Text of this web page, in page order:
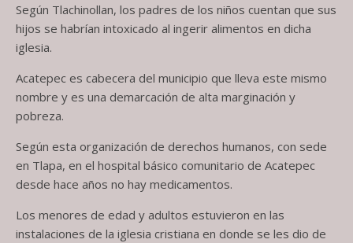
Según Tlachinollan, los padres de los niños cuentan que sus
hijos se habrían intoxicado al ingerir alimentos en dicha
iglesia.
Acatepec es cabecera del municipio que lleva este mismo
nombre y es una demarcación de alta marginación y
pobreza.
Según esta organización de derechos humanos, con sede
en Tlapa, en el hospital básico comunitario de Acatepec
desde hace años no hay medicamentos.
Los menores de edad y adultos estuvieron en las
instalaciones de la iglesia cristiana en donde se les dio de